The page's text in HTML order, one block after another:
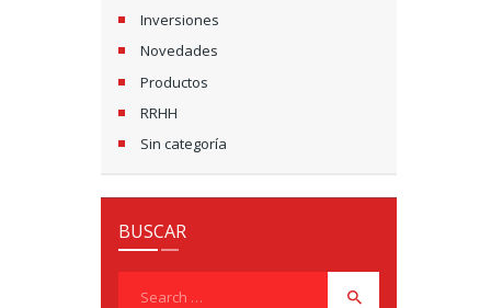
Inversiones
Novedades
Productos
RRHH
Sin categoría
BUSCAR